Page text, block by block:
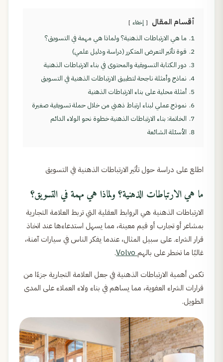
أقسام المقال إخفاء
1. ما هي الارتباطات الذهنية؟ ولماذا هي مهمة في التسويق؟
2. قوة تأثير التعرض المتكرر (دراسة ودليل علمي)
3. دور الكتابة التسويقية والمحتوى في بناء الارتباطات الذهنية
4. نماذج وأمثلة ناجحة لتطبيق الارتباطات الذهنية في التسويق
5. أمثلة محلية على بناء الارتباطات الذهنية
6. نموذج عملي لبناء ارتباط ذهني من خلال حملة تسويقية صغيرة
7. الخاتمة: بناء الارتباطات الذهنية خطوة نحو الولاء الدائم
8. الأسئلة الشائعة
اطلع على دراسة حول تأثير الارتباطات الذهنية في التسويق
ما هي الارتباطات الذهنية؟ ولماذا هي مهمة في التسويق؟
الارتباطات الذهنية هي الروابط العقلية التي تربط العلامة التجارية
بمشاعر أو تجارب أو قيم معينة، مما يسهل استدعاءها عند اتخاذ
قرار الشراء. على سبيل المثال، عندما يفكر الناس في سيارات آمنة،
غالبًا ما تخطر على بالهم
.
تكمن أهمية الارتباطات الذهنية في جعل العلامة التجارية جزءًا من
قرارات الشراء العفوية، مما يساهم في بناء ولاء العملاء على المدى
الطويل.